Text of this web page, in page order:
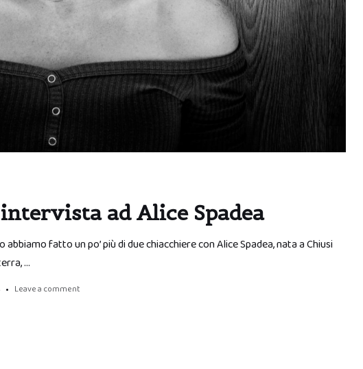
ad Alice Spadea
fatto un po’ più di due chiacchiere con Alice Spadea, nata a Chiusi
…
Leave a comment